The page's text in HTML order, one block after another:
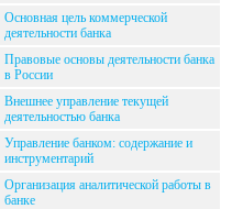
Основная цель коммерческой
деятельности банка
Правовые основы деятельности банка
в России
Внешнее управление текущей
деятельностью банка
Управление банком: содержание и
инструментарий
Организация аналитической работы в
банке